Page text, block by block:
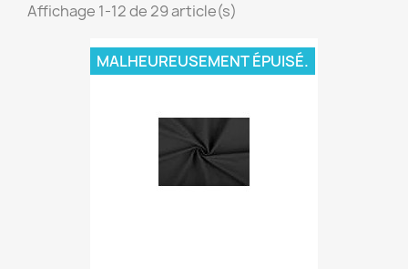
Affichage 1-12 de 29 article(s)
MALHEUREUSEMENT ÉPUISÉ.